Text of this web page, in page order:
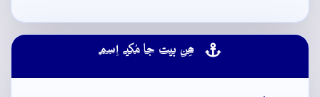
ھِن بيت جا مُکيہ اِسم